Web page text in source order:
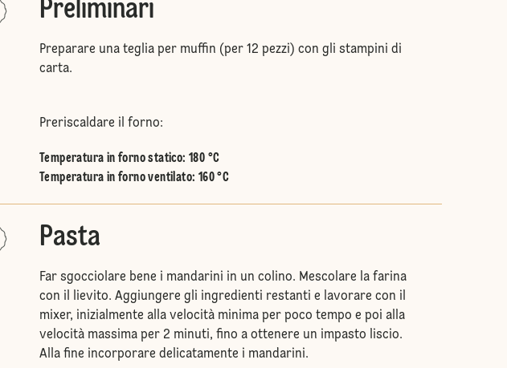
Preliminari
Preparare una teglia per muffin (per 12 pezzi) con gli stampini di
carta.
Preriscaldare il forno:
Temperatura in forno statico: 180 °C
Temperatura in forno ventilato: 160 °C
Pasta
Far sgocciolare bene i mandarini in un colino. Mescolare la farina
con il lievito. Aggiungere gli ingredienti restanti e lavorare con il
mixer, inizialmente alla velocità minima per poco tempo e poi alla
velocità massima per 2 minuti, fino a ottenere un impasto liscio.
Alla fine incorporare delicatamente i mandarini.